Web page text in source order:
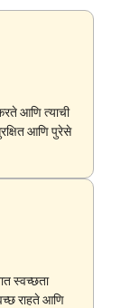
आणि त्याची
आणि पुरेसे
स्वच्छता
राहते आणि